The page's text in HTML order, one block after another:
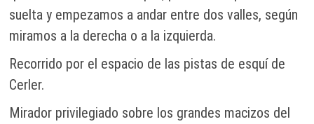
suelta y empezamos a andar entre dos valles, según
miramos a la derecha o a la izquierda.
Recorrido por el espacio de las pistas de esquí de
Cerler.
Mirador privilegiado sobre los grandes macizos del